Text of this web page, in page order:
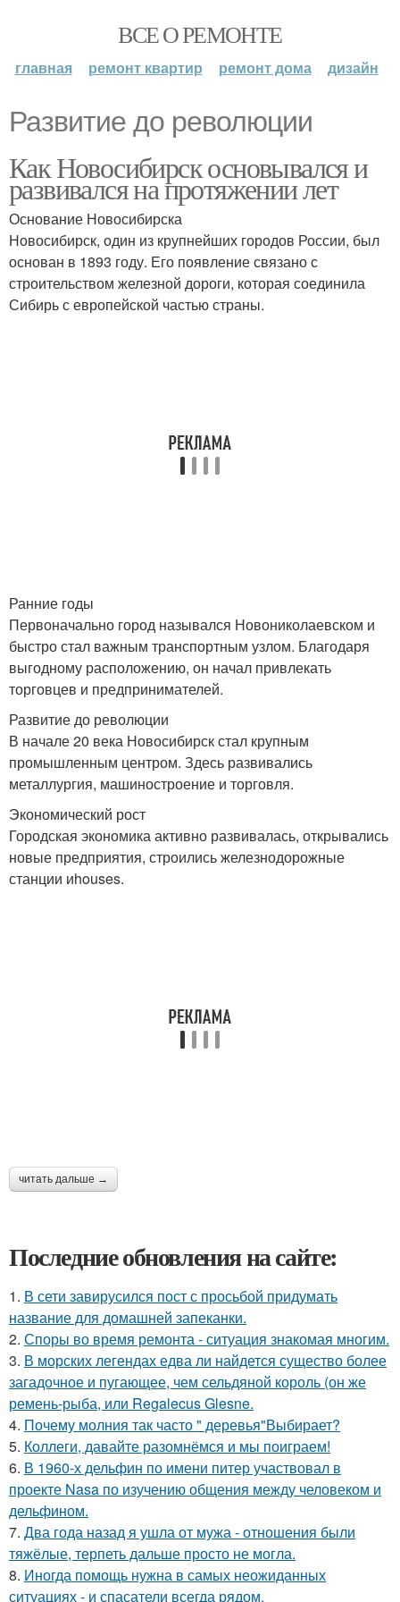
ВСЕ О РЕМОНТЕ
главная ремонт квартир ремонт дома дизайн
Развитие до революции
Как Новосибирск основывался и
развивался на протяжении лет
Основание Новосибирска
Новосибирск, один из крупнейших городов России, был
основан в 1893 году. Его появление связано с
строительством железной дороги, которая соединила
Сибирь с европейской частью страны.
Ранние годы
Первоначально город назывался Новониколаевском и
быстро стал важным транспортным узлом. Благодаря
выгодному расположению, он начал привлекать
торговцев и предпринимателей.
Развитие до революции
В начале 20 века Новосибирск стал крупным
промышленным центром. Здесь развивались
металлургия, машиностроение и торговля.
Экономический рост
Городская экономика активно развивалась, открывались
новые предприятия, строились железнодорожные
станции иhouses.
читать дальше →
Последние обновления на сайте:
1. В сети завирусился пост с просьбой придумать
название для домашней запеканки.
2. Споры во время ремонта - ситуация знакомая многим.
3. В морских легендах едва ли найдется существо более
загадочное и пугающее, чем сельдяной король (он же
ремень-рыба, или Regalecus Glesne.
4. Почему молния так часто " деревья"Выбирает?
5. Коллеги, давайте разомнёмся и мы поиграем!
6. В 1960-х дельфин по имени питер участвовал в
проекте Nasa по изучению общения между человеком и
дельфином.
7. Два года назад я ушла от мужа - отношения были
тяжёлые, терпеть дальше просто не могла.
8. Иногда помощь нужна в самых неожиданных
ситуациях - и спасатели всегда рядом.